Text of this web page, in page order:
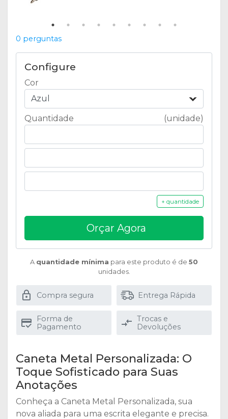
0 perguntas
Configure
Cor
Azul
Quantidade (unidade)
+ quantidade
Orçar Agora
A quantidade mínima para este produto é de 50
unidades.
Compra segura Entrega Rápida
Forma de
Pagamento
Trocas e
Devoluções
Caneta Metal Personalizada: O
Toque Sofisticado para Suas
Anotações
Conheça a Caneta Metal Personalizada, sua
nova aliada para uma escrita elegante e precisa.